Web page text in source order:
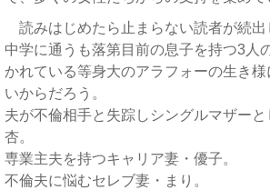
読みはじめたら止まらない読者が続出
中学に通うも落第目前の息子を持つ3人
かれている等身大のアラフォーの生き
いからだろう。
夫が不倫相手と失踪しシングルマザー
杏。
専業主夫を持つキャリア妻・優子。
不倫夫に悩むセレブ妻・まり。